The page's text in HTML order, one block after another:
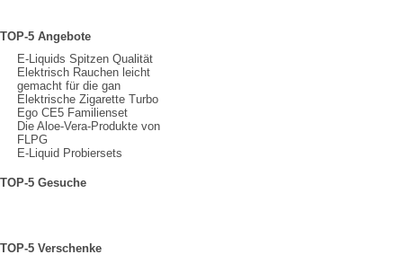
TOP-5 Angebote
E-Liquids Spitzen Qualität
Elektrisch Rauchen leicht
gemacht für die gan
Elektrische Zigarette Turbo
Ego CE5 Familienset
Die Aloe-Vera-Produkte von
FLPG
E-Liquid Probiersets
TOP-5 Gesuche
TOP-5 Verschenke